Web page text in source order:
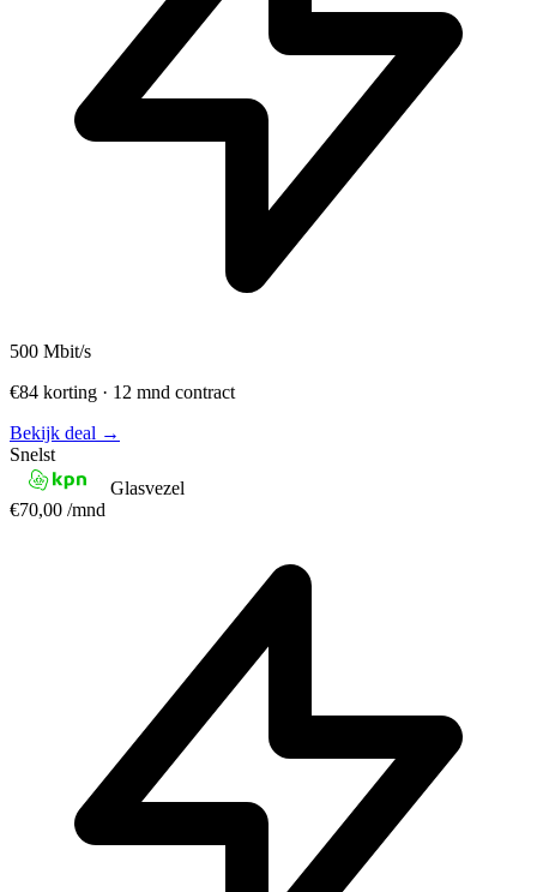
500 Mbit/s
€84 korting · 12 mnd contract
Bekijk deal →
Snelst
Glasvezel
€70,00 /mnd